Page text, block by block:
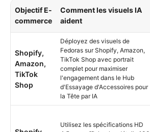
Objectif E-
commerce
Comment les visuels IA
aident
Shopify,
Amazon,
TikTok
Shop
Déployez des visuels de
Fedoras sur Shopify, Amazon,
TikTok Shop avec portrait
complet pour maximiser
l'engagement dans le Hub
d'Essayage d'Accessoires pour
la Tête par IA
Utilisez les spécifications HD